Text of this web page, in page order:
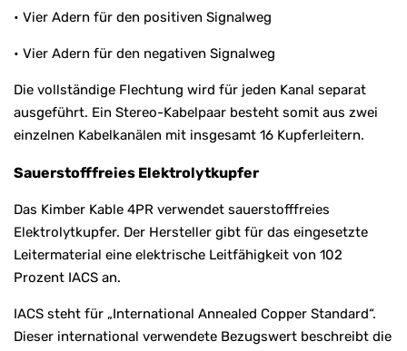
• Vier Adern für den positiven Signalweg
• Vier Adern für den negativen Signalweg
Die vollständige Flechtung wird für jeden Kanal separat
ausgeführt. Ein Stereo-Kabelpaar besteht somit aus zwei
einzelnen Kabelkanälen mit insgesamt 16 Kupferleitern.
Sauerstofffreies Elektrolytkupfer
Das Kimber Kable 4PR verwendet sauerstofffreies
Elektrolytkupfer. Der Hersteller gibt für das eingesetzte
Leitermaterial eine elektrische Leitfähigkeit von 102
Prozent IACS an.
IACS steht für „International Annealed Copper Standard“.
Dieser international verwendete Bezugswert beschreibt die